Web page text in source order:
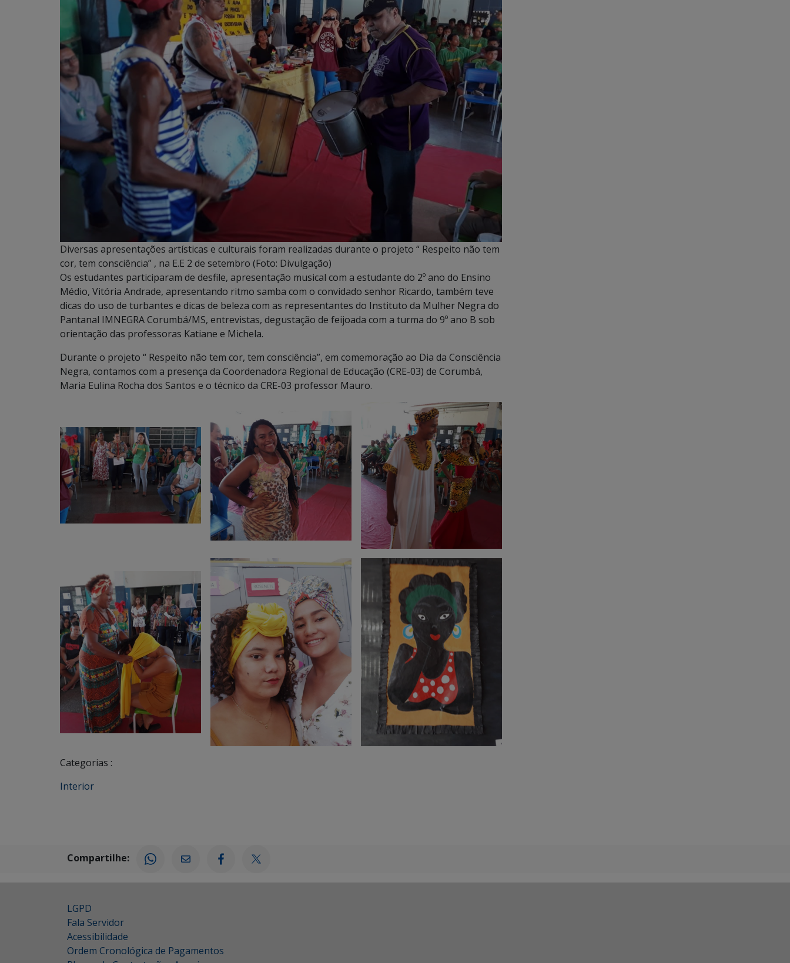
Diversas apresentações artísticas e culturais foram realizadas durante o projeto “ Respeito não tem
cor, tem consciência” , na E.E 2 de setembro (Foto: Divulgação)
Os estudantes participaram de desfile, apresentação musical com a estudante do 2º ano do Ensino
Médio, Vitória Andrade, apresentando ritmo samba com o convidado senhor Ricardo, também teve
dicas do uso de turbantes e dicas de beleza com as representantes do Instituto da Mulher Negra do
Pantanal IMNEGRA Corumbá/MS, entrevistas, degustação de feijoada com a turma do 9º ano B sob
orientação das professoras Katiane e Michela.
Durante o projeto “ Respeito não tem cor, tem consciência”, em comemoração ao Dia da Consciência
Negra, contamos com a presença da Coordenadora Regional de Educação (CRE-03) de Corumbá,
Maria Eulina Rocha dos Santos e o técnico da CRE-03 professor Mauro.
Categorias :
Interior
Compartilhe:
LGPD
Fala Servidor
Acessibilidade
Ordem Cronológica de Pagamentos